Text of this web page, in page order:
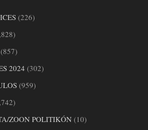
(226)
2024 (302)
(959)
ZOON POLITIKÓN(10)